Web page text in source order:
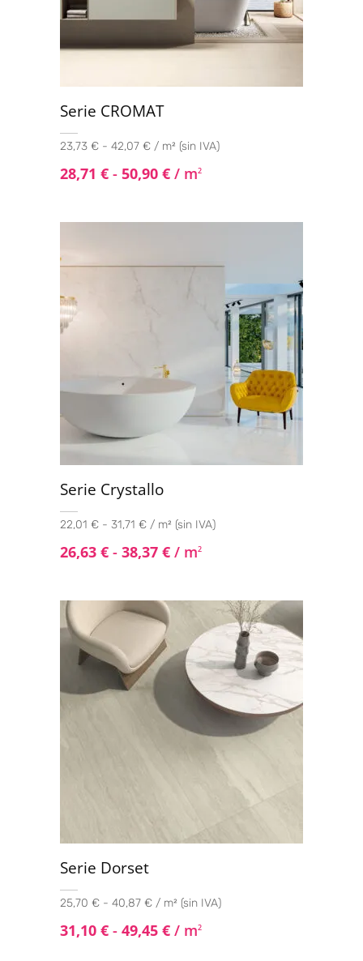
Serie CROMAT
23,73 € - 42,07 € / m² (sin IVA)
28,71 € - 50,90 € / m2
Serie Crystallo
22,01 € - 31,71 € / m² (sin IVA)
26,63 € - 38,37 € / m2
Serie Dorset
25,70 € - 40,87 € / m² (sin IVA)
31,10 € - 49,45 € / m2